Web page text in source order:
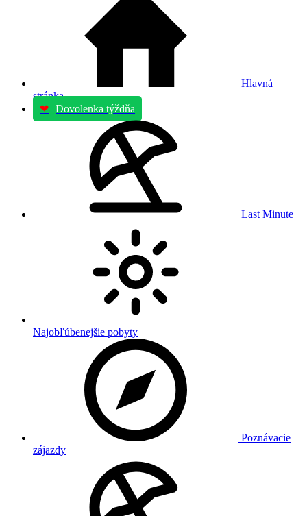
Hlavná
stránka
❤ Dovolenka týždňa
Last Minute
Najobľúbenejšie pobyty
Poznávacie
zájazdy